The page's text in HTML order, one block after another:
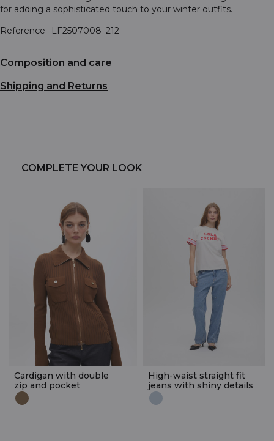
for adding a sophisticated touch to your winter outfits.
Reference
LF2507008_212
Composition and care
Shipping and Returns
COMPLETE YOUR LOOK
Cardigan with double
zip and pocket
High-waist straight fit
jeans with shiny details